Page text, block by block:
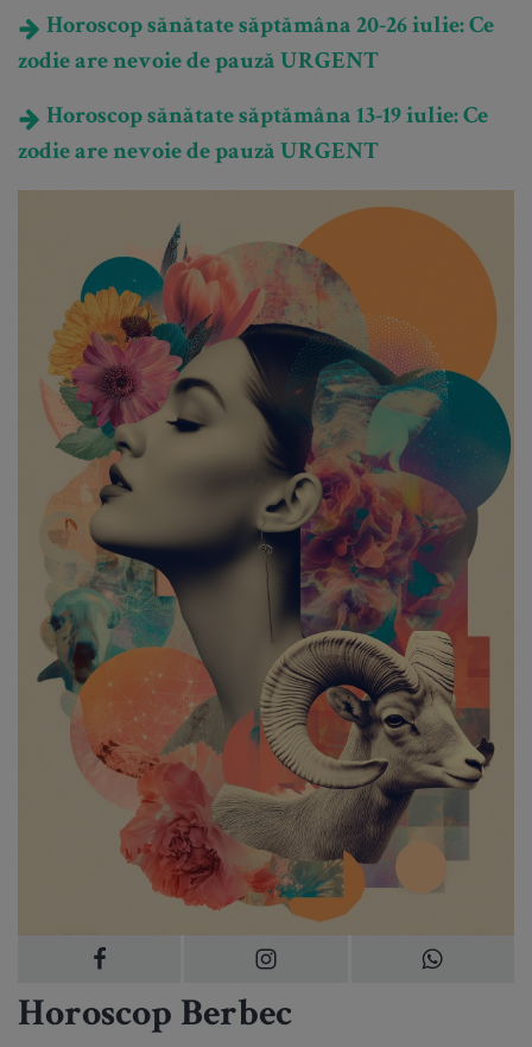
Horoscop sănătate săptămâna 20-26 iulie: Ce
zodie are nevoie de pauză URGENT
Horoscop sănătate săptămâna 13-19 iulie: Ce
zodie are nevoie de pauză URGENT
Horoscop Berbec